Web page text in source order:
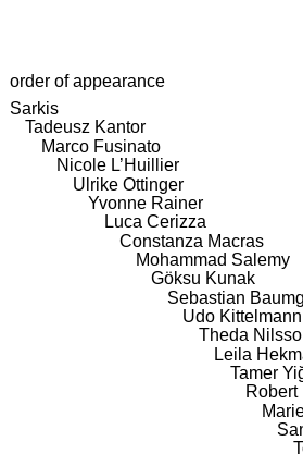
order of appearance
Sarkis
Tadeusz Kantor
Marco Fusinato
Nicole L’Huillier
Ulrike Ottinger
Yvonne Rainer
Luca Cerizza
Constanza Macras
Mohammad Salemy
Göksu Kunak
Sebastian
Udo Kittelmann
Theda
Leila
Tamer
Robert